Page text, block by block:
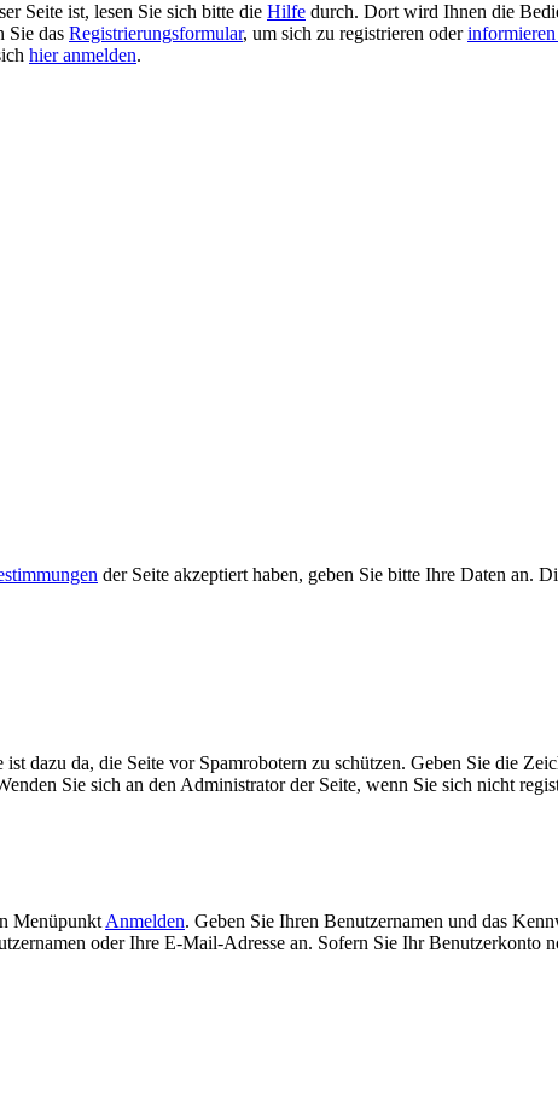
Seite ist, lesen Sie sich bitte die Hilfe durch. Dort wird Ihnen die
Sie das Registrierungsformular, um sich zu registrieren oder
hier anmelden.
der Seite akzeptiert haben, geben Sie bitte Ihre Daten an.
ist dazu da, die Seite vor Spamrobotern zu schützen. Geben Sie die
Sie sich an den Administrator der Seite, wenn Sie sich nicht
Menüpunkt Anmelden. Geben Sie Ihren Benutzernamen und das
oder Ihre E-Mail-Adresse an. Sofern Sie Ihr Benutzerkonto